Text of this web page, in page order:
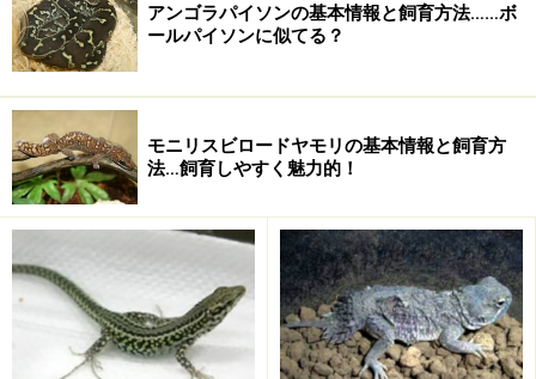
アンゴラパイソンの基本情報と飼育方法……ボ
ールパイソンに似てる？
モニリスビロードヤモリの基本情報と飼育方
法…飼育しやすく魅力的！